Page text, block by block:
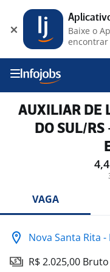
AUXILIAR DE
DO SUL/
4,4
VAGA
Nova Santa Rita -
R$ 2.025,00
Baixe o
encontrar